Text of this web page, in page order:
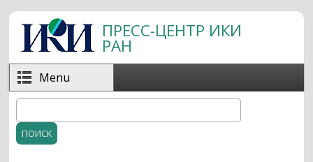
Перейти к основному содержанию
ПРЕСС-ЦЕНТР ИКИ
РАН
Menu
Форма поиска